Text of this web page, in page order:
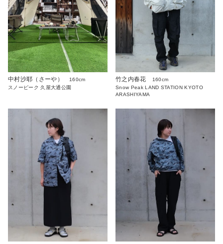
中村沙耶（さーや）
160cm
スノーピーク 久屋大通公園
竹之内春花
160cm
Snow Peak LAND STATION KYOTO
ARASHIYAMA